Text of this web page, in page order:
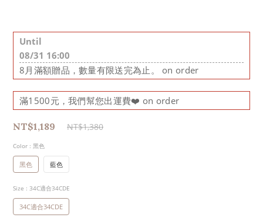
Until
08/31 16:00
8月滿額贈品，數量有限送完為止。 on order
滿1500元，我們幫您出運費❤️ on order
NT$1,189 NT$1,380
Color : 黑色
黑色 藍色
Size : 34C適合34CDE
34C適合34CDE